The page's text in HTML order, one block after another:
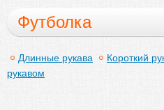
Футболка
Длинные рукава Короткий
рукавом